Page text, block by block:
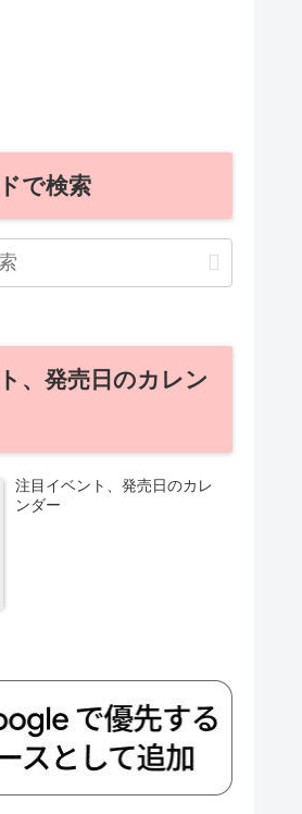
で検索
、発売日のカレン
注目イベント、発売日のカレ
ンダー